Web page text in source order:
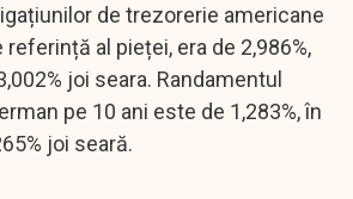
de trezorerie americane
referință al pieței, era de 2,986%,
joi seara. Randamentul
pe 10 ani este de 1,283%, în
joi seară.